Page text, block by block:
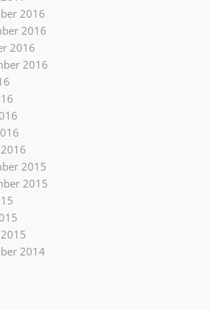
2016
2016
2016
2016
2015
2015
2014